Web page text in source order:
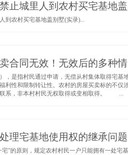
止城里人到农村买宅基地
到农村买宅基地盖别墅(实录)...
合同无效！无效后的多种
，是指村民通过申请，无偿从村集体取得宅
利性和限制转让性。农村的房屋买卖标的不
联系，非本村村民无权取得或变相取得。 ...
处理宅基地使用权的继承问
宅”的原则，规定农村村民一户只能拥有一处